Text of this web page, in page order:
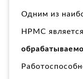
Одним из
HPMC